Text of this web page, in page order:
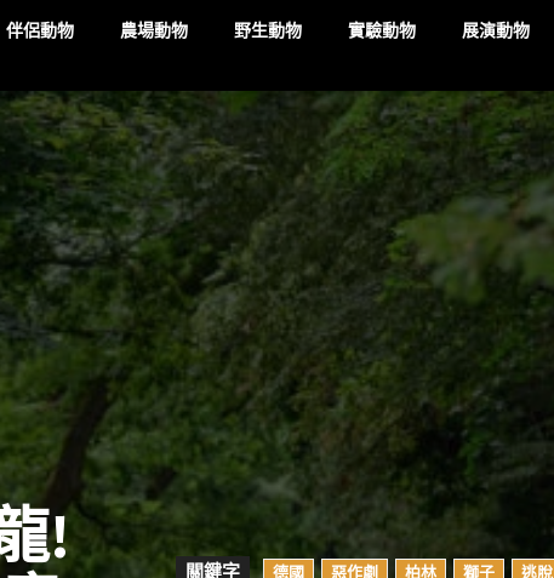
伴侶動物 農場動物 野生動物 實驗動物 展演動物
!
關鍵字 德國 惡作劇 柏林 獅子 逃脫